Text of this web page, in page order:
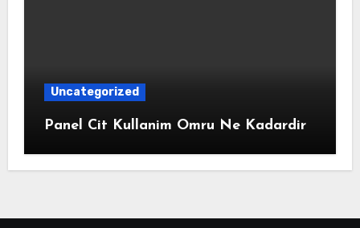
Uncategorized
Panel Cit Kullanim Omru Ne Kadardir